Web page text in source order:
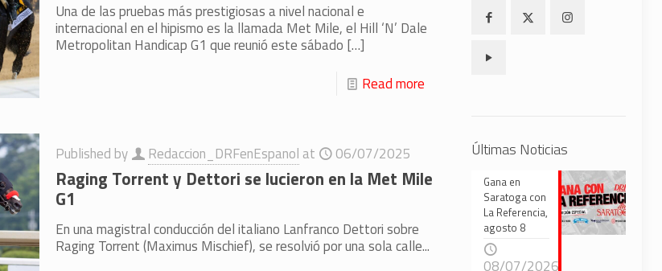
Una de las pruebas más prestigiosas a nivel nacional e
internacional en el hipismo es la llamada Met Mile, el Hill ‘N’ Dale
Metropolitan Handicap G1 que reunió este sábado […]
Read more
Published by Redaccion_DRFenEspanol at 06/07/2025
Raging Torrent y Dettori se lucieron en la Met Mile
G1
En una magistral conducción del italiano Lanfranco Dettori sobre
Raging Torrent (Maximus Mischief), se resolvió por una sola calle...
Últimas Noticias
Gana en
Saratoga con
La Referencia,
agosto 8
08/07/2026